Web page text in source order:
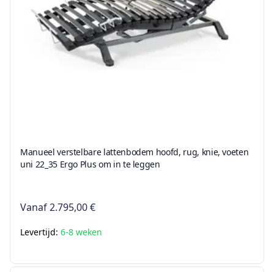
Manueel verstelbare lattenbodem hoofd, rug, knie, voeten
uni 22_35 Ergo Plus om in te leggen
Vanaf2.795,00 €
Levertijd: 6-8 weken